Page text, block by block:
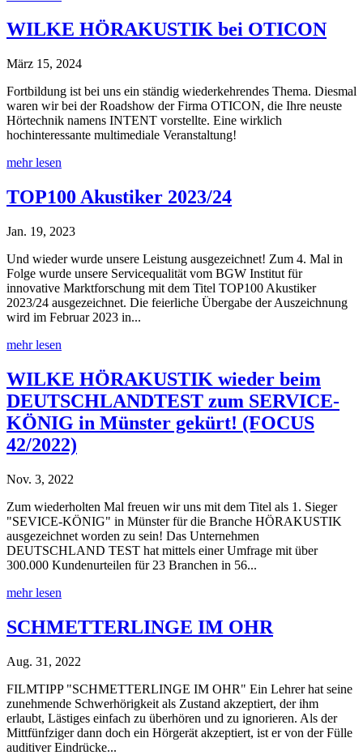
WILKE HÖRAKUSTIK bei OTICON
März 15, 2024
Fortbildung ist bei uns ein ständig wiederkehrendes Thema. Diesmal
waren wir bei der Roadshow der Firma OTICON, die Ihre neuste
Hörtechnik namens INTENT vorstellte. Eine wirklich
hochinteressante multimediale Veranstaltung!
mehr lesen
TOP100 Akustiker 2023/24
Jan. 19, 2023
Und wieder wurde unsere Leistung ausgezeichnet! Zum 4. Mal in
Folge wurde unsere Servicequalität vom BGW Institut für
innovative Marktforschung mit dem Titel TOP100 Akustiker
2023/24 ausgezeichnet. Die feierliche Übergabe der Auszeichnung
wird im Februar 2023 in...
mehr lesen
WILKE HÖRAKUSTIK wieder beim
DEUTSCHLANDTEST zum SERVICE-
KÖNIG in Münster gekürt! (FOCUS
42/2022)
Nov. 3, 2022
Zum wiederholten Mal freuen wir uns mit dem Titel als 1. Sieger
"SEVICE-KÖNIG" in Münster für die Branche HÖRAKUSTIK
ausgezeichnet worden zu sein! Das Unternehmen
DEUTSCHLAND TEST hat mittels einer Umfrage mit über
300.000 Kundenurteilen für 23 Branchen in 56...
mehr lesen
SCHMETTERLINGE IM OHR
Aug. 31, 2022
FILMTIPP "SCHMETTERLINGE IM OHR" Ein Lehrer hat seine
zunehmende Schwerhörigkeit als Zustand akzeptiert, der ihm
erlaubt, Lästiges einfach zu überhören und zu ignorieren. Als der
Mittfünfziger dann doch ein Hörgerät akzeptiert, ist er von der Fülle
auditiver Eindrücke...